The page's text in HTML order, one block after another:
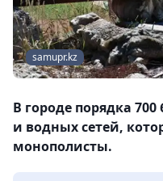
samupr.kz
В городе порядка 700
и водных сетей,
монополисты.